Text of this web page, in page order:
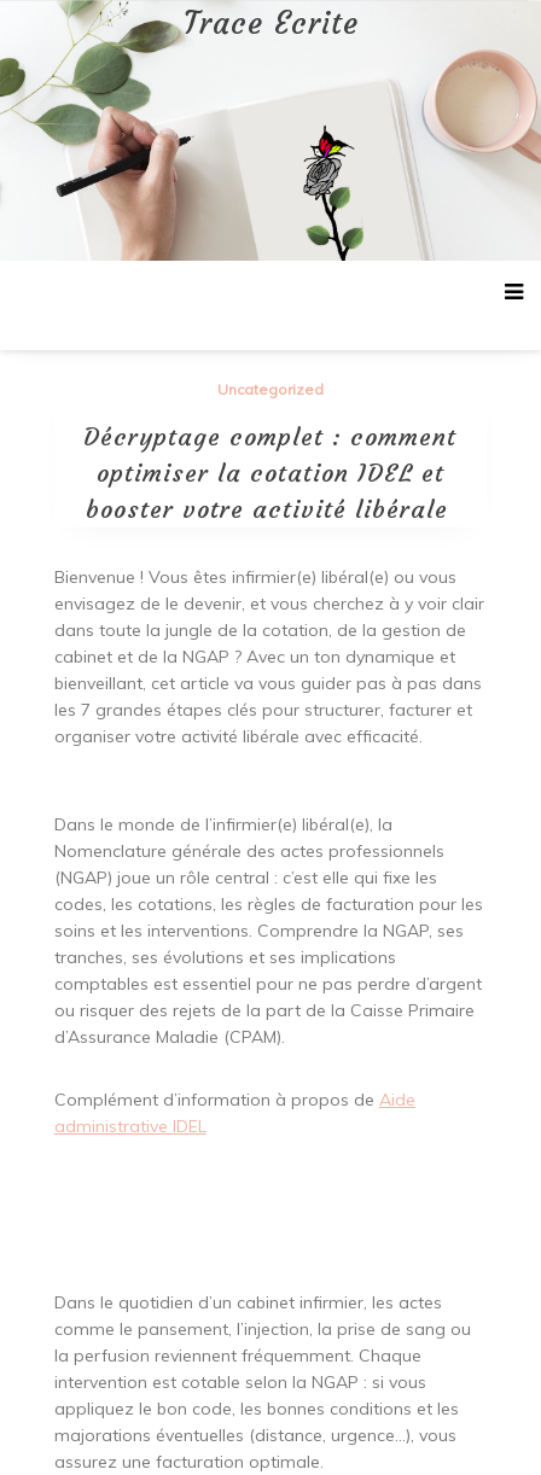
contenu
Trace Ecrite
Uncategorized
Décryptage complet : comment
optimiser la cotation IDEL et
booster votre activité libérale
Bienvenue ! Vous êtes infirmier(e) libéral(e) ou vous
envisagez de le devenir, et vous cherchez à y voir clair
dans toute la jungle de la cotation, de la gestion de
cabinet et de la NGAP ? Avec un ton dynamique et
bienveillant, cet article va vous guider pas à pas dans
les 7 grandes étapes clés pour structurer, facturer et
organiser votre activité libérale avec efficacité.
Dans le monde de l’infirmier(e) libéral(e), la
Nomenclature générale des actes professionnels
(NGAP) joue un rôle central : c’est elle qui fixe les
codes, les cotations, les règles de facturation pour les
soins et les interventions. Comprendre la NGAP, ses
tranches, ses évolutions et ses implications
comptables est essentiel pour ne pas perdre d’argent
ou risquer des rejets de la part de la Caisse Primaire
d’Assurance Maladie (CPAM).
Complément d’information à propos de Aide
administrative IDEL
Dans le quotidien d’un cabinet infirmier, les actes
comme le pansement, l’injection, la prise de sang ou
la perfusion reviennent fréquemment. Chaque
intervention est cotable selon la NGAP : si vous
appliquez le bon code, les bonnes conditions et les
majorations éventuelles (distance, urgence…), vous
assurez une facturation optimale.